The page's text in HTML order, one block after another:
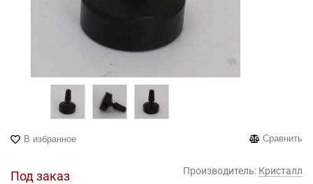
В избранное Сравнить
Под заказ Производитель: Кристалл